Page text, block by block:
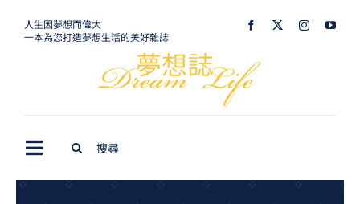
人生因夢想而偉大
一本為您打造夢想生活的美好雜誌
Toggle
Navigation